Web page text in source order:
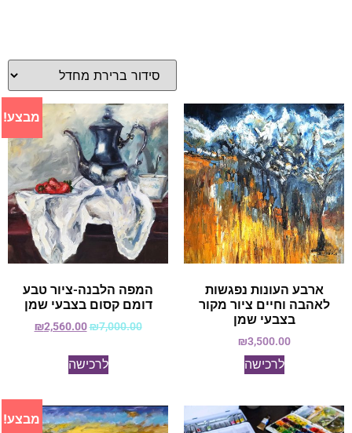
ארבע העונות נפגשות
לאהבה וחיים ציור מקור
בצבעי שמן
₪3,500.00
לרכישה
מבצע!
המפה הלבנה-ציור טבע
דומם קסום בצבעי שמן
₪7,000.00
₪2,560.00
לרכישה
מבצע!